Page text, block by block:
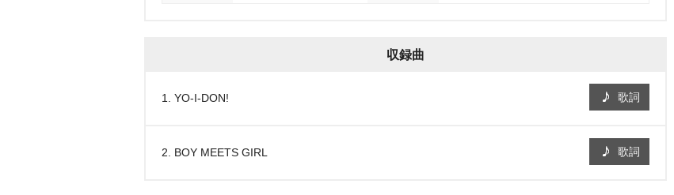
収録曲
1. YO-I-DON! 歌詞
2. BOY MEETS GIRL 歌詞